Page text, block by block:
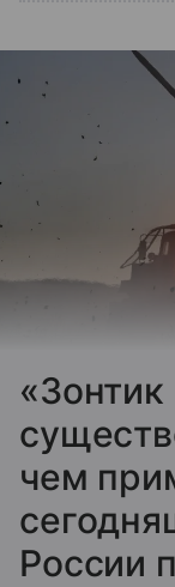
чем
России